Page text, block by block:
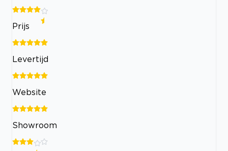
Prijs
Levertijd
Website
Showroom